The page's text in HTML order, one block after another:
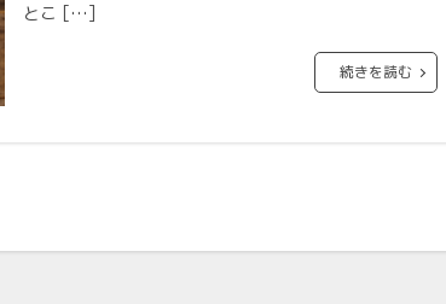
とこ […]
続きを読む